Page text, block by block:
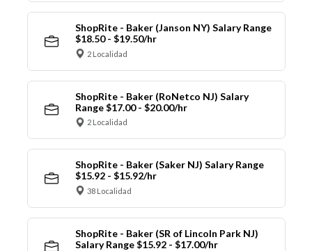
ShopRite - Baker (Janson NY) Salary Range
$18.50 - $19.50/hr
2 Localidad
ShopRite - Baker (RoNetco NJ) Salary
Range $17.00 - $20.00/hr
2 Localidad
ShopRite - Baker (Saker NJ) Salary Range
$15.92 - $15.92/hr
38 Localidad
ShopRite - Baker (SR of Lincoln Park NJ)
Salary Range $15.92 - $17.00/hr